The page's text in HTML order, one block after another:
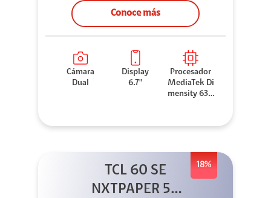
Conoce más
Cámara
Dual
Display
6.7"
Procesador
MediaTek Di
mensity 630
18%
TCL 60 SE
NXTPAPER 5G